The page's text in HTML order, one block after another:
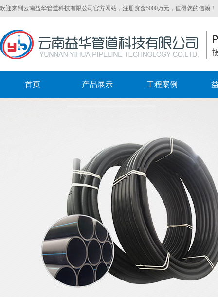
欢迎来到云南益华管道科技有限公司官方网站，注册资金5000万元，值得您的信赖！
首页 产品展示 工程案例